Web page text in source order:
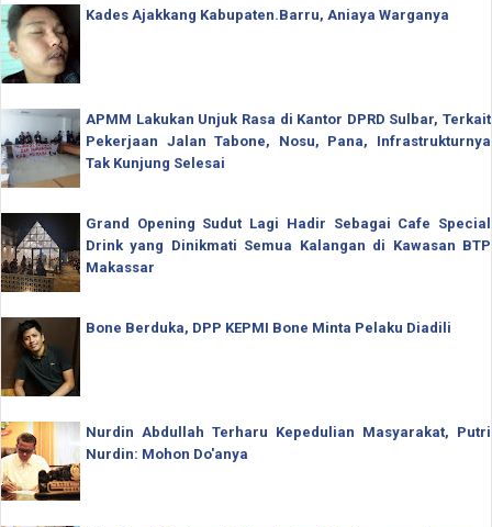
Kades Ajakkang Kabupaten.Barru, Aniaya Warganya
APMM Lakukan Unjuk Rasa di Kantor DPRD Sulbar, Terkait
Pekerjaan Jalan Tabone, Nosu, Pana, Infrastrukturnya
Tak Kunjung Selesai
Grand Opening Sudut Lagi Hadir Sebagai Cafe Special
Drink yang Dinikmati Semua Kalangan di Kawasan BTP
Makassar
Bone Berduka, DPP KEPMI Bone Minta Pelaku Diadili
Nurdin Abdullah Terharu Kepedulian Masyarakat, Putri
Nurdin: Mohon Do'anya